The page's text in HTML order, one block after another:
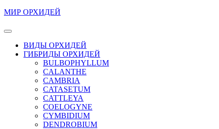
Перейти
содержимому
содержимому
МИР ОРХИДЕЙ
Кнопка
ОткрытьВИДЫ ОРХИДЕЙ
ГИБРИДЫ ОРХИДЕЙ
BULBOPHYLLUM
CALANTHE
CAMBRIA
CATASETUM
CATTLEYA
COELOGYNE
CYMBIDIUM
DENDROBIUM